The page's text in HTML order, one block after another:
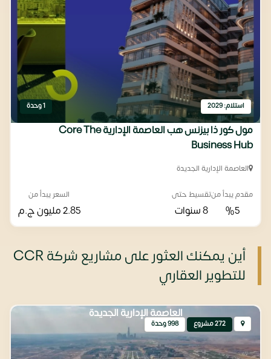
استلام: 2029 1 وحدة
مول كور ذا بيزنس هب العاصمة الإدارية Core The
Business Hub
العاصمة الإدارية الجديدة
مقدم يبدأ من
%5
تقسيط حتى
8 سنوات
السعر يبدأ من
2.85 مليون ج.م
أين يمكنك العثور على مشاريع شركة CCR
للتطوير العقاري
272 مشروع 998 وحدة
العاصمة الإدارية الجديدة